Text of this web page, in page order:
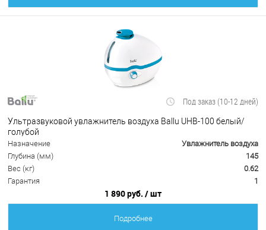
Под заказ (10-12 дней)
Ультразвуковой увлажнитель воздуха Ballu UHB-100 белый/
голубой
Назначение
Увлажнитель воздуха
Глубина (мм)
145
Вес (кг)
0.62
Гарантия
1
1 890 руб. / шт
Подробнее